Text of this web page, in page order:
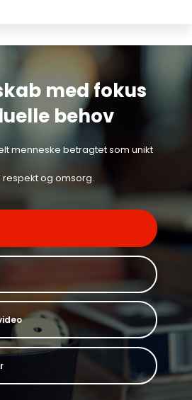
med fokus
behov
menneske betragtet som unikt
og omsorg.